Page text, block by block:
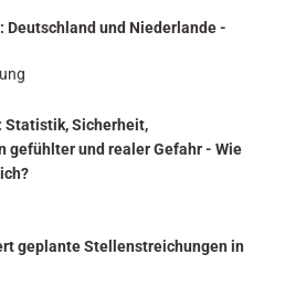
Deutschland und Niederlande -
Statistik, Sicherheit,
gefühlter und realer Gefahr - Wie
geplante Stellenstreichungen in